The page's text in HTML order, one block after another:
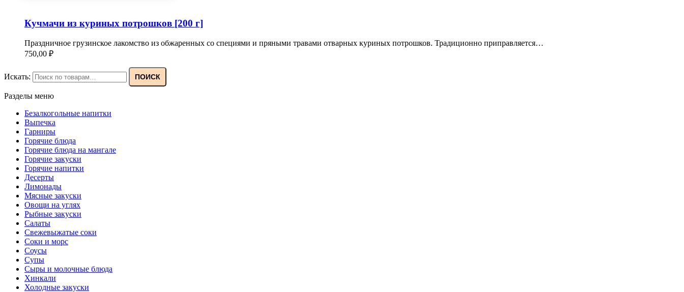
Кучмачи из куриных потрошков [200 г]
Праздничное грузинское лакомство из обжаренных со специями и пряными травами отварных куриных потрошков. Традиционно приправляется…
750,00 ₽
Искать: ПОИСК
Разделы меню
Безалкогольные напитки
Выпечка
Гарниры
Горячие блюда
Горячие блюда на мангале
Горячие закуски
Горячие напитки
Десерты
Лимонады
Мясные закуски
Овощи на углях
Рыбные закуски
Салаты
Свежевыжатые соки
Соки и морс
Соусы
Супы
Сыры и молочные блюда
Хинкали
Холодные закуски